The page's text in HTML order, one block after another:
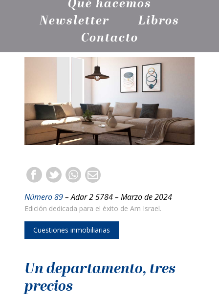
Newsletter
Libros
Contacto
Número 89– Adar 2 5784 – Marzo de 2024
Edición dedicada para el éxito de Am Israel.
Cuestiones inmobiliarias
Un departamento, tres
precios